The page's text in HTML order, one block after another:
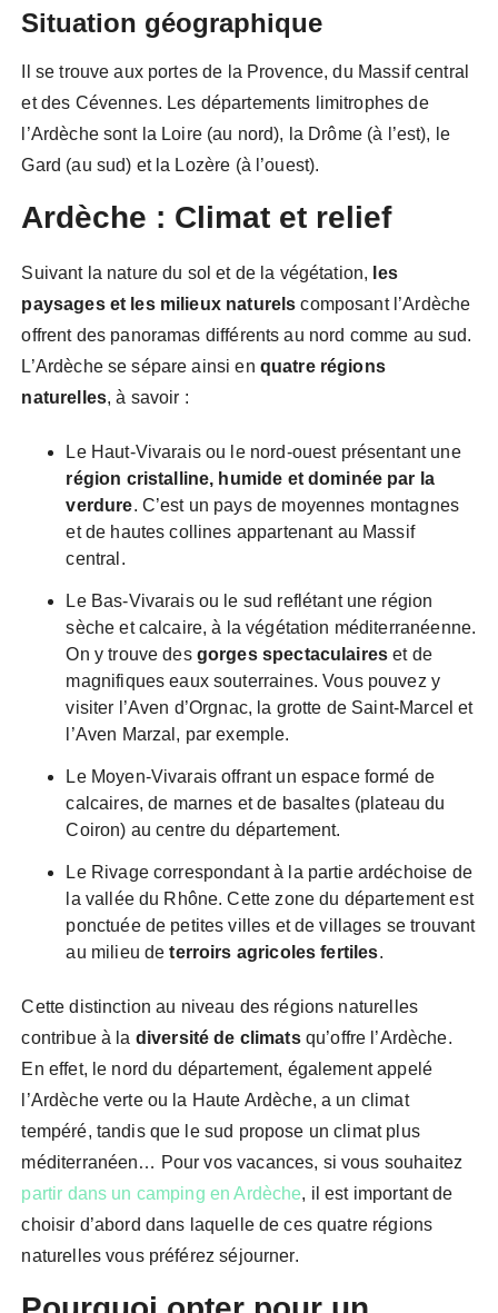
Situation géographique
Il se trouve aux portes de la Provence, du Massif central
et des Cévennes. Les départements limitrophes de
l’Ardèche sont la Loire (au nord), la Drôme (à l’est), le
Gard (au sud) et la Lozère (à l’ouest).
Ardèche : Climat et relief
Suivant la nature du sol et de la végétation, les
paysages et les milieux naturels composant l’Ardèche
offrent des panoramas différents au nord comme au sud.
L’Ardèche se sépare ainsi en quatre régions
naturelles, à savoir :
Le Haut-Vivarais ou le nord-ouest présentant une
région cristalline, humide et dominée par la
verdure. C’est un pays de moyennes montagnes
et de hautes collines appartenant au Massif
central.
Le Bas-Vivarais ou le sud reflétant une région
sèche et calcaire, à la végétation méditerranéenne.
On y trouve des gorges spectaculaires et de
magnifiques eaux souterraines. Vous pouvez y
visiter l’Aven d’Orgnac, la grotte de Saint-Marcel et
l’Aven Marzal, par exemple.
Le Moyen-Vivarais offrant un espace formé de
calcaires, de marnes et de basaltes (plateau du
Coiron) au centre du département.
Le Rivage correspondant à la partie ardéchoise de
la vallée du Rhône. Cette zone du département est
ponctuée de petites villes et de villages se trouvant
au milieu deterroirs agricoles fertiles.
Cette distinction au niveau des régions naturelles
contribue à la diversité de climatsqu’offre l’Ardèche.
En effet, le nord du département, également appelé
l’Ardèche verte ou la Haute Ardèche, a un climat
tempéré, tandis que le sud propose un climat plus
méditerranéen… Pour vos vacances, si vous souhaitez
partir dans un camping en Ardèche, il est important de
choisir d’abord dans laquelle de ces quatre régions
naturelles vous préférez séjourner.